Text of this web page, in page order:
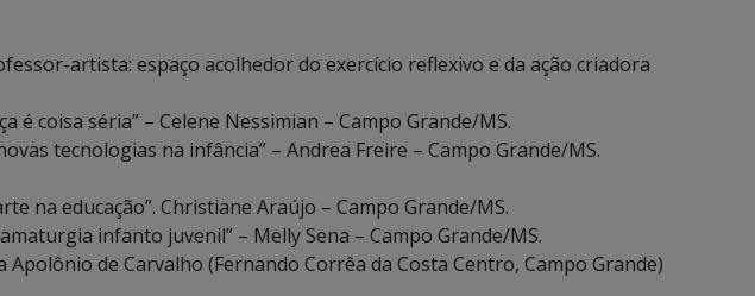
artista: espaço acolhedor do exercício reflexivo e da ação criadora
é coisa séria” – Celene Nessimian – Campo Grande/MS.
tecnologias na infância” – Andrea Freire – Campo Grande/MS.
na educação”. Christiane Araújo – Campo Grande/MS.
infanto juvenil” – Melly Sena – Campo Grande/MS.
Apolônio de Carvalho (Fernando Corrêa da Costa Centro, Campo Grande)